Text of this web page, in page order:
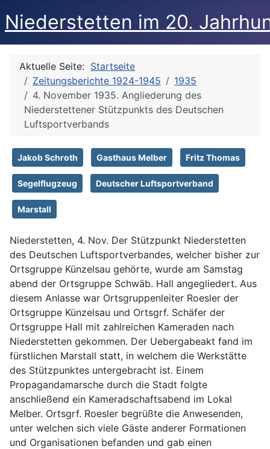
Niederstetten im 20.
Aktuelle Seite: Startseite
Zeitungsberichte 1924-1945
1935
4. November 1935. Angliederung des
Niederstettener Stützpunkts des Deutschen
Luftsportverbands
Jakob Schroth Gasthaus Melber Fritz Thomas
Segelflugzeug Deutscher Luftsportverband
Marstall
Niederstetten, 4. Nov. Der Stützpunkt Niederstetten
des Deutschen Luftsportverbandes, welcher bisher zur
Ortsgruppe Künzelsau gehörte, wurde am Samstag
abend der Ortsgruppe Schwäb. Hall angegliedert. Aus
diesem Anlasse war Ortsgruppenleiter Roesler der
Ortsgruppe Künzelsau und Ortsgrf. Schäfer der
Ortsgruppe Hall mit zahlreichen Kameraden nach
Niederstetten gekommen. Der Uebergabeakt fand im
fürstlichen Marstall statt, in welchem die Werkstätte
des Stützpunktes untergebracht ist. Einem
Propagandamarsche durch die Stadt folgte
anschließend ein Kameradschaftsabend im Lokal
Melber. Ortsgrf. Roesler begrüßte die Anwesenden,
unter welchen sich viele Gäste anderer Formationen
und Organisationen befanden und gab einen